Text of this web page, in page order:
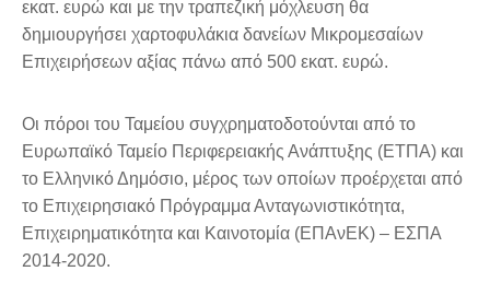
εκατ. ευρώ και με την τραπεζική μόχλευση θα
δημιουργήσει χαρτοφυλάκια δανείων Μικρομεσαίων
Επιχειρήσεων αξίας πάνω από 500 εκατ. ευρώ.
Οι πόροι του Ταμείου συγχρηματοδοτούνται από το
Ευρωπαϊκό Ταμείο Περιφερειακής Ανάπτυξης (ΕΤΠΑ) και
το Ελληνικό Δημόσιο, μέρος των οποίων προέρχεται από
το Επιχειρησιακό Πρόγραμμα Ανταγωνιστικότητα,
Επιχειρηματικότητα και Καινοτομία (ΕΠΑνΕΚ) – ΕΣΠΑ
2014-2020.